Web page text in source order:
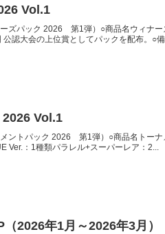
Vol.1
ズパック 2026 第1弾）○商品名ウィナ
認大会の上位賞としてパックを配布。○
2026 Vol.1
ントパック 2026 第1弾）○商品名トー
Ver.：1種類パラレル+スーパーレア：2...
2026年1月～2026年3月）